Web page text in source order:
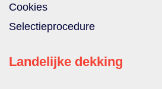
Cookies
Selectieprocedure
Landelijke dekking